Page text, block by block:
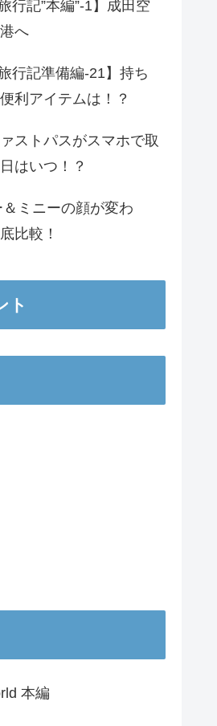
行記”本編”-1】成田空
へ
行記準備編-21】持ち
利アイテムは！？
ストパスがスマホで取
はいつ！？
ミニーの顔が変わ
比較！
ト
本編